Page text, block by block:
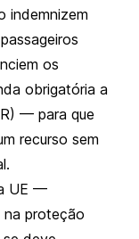
indemnizem
os
obrigatória a
— para que
recurso sem
UE —
na proteção